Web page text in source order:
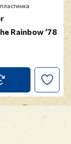
Rainbow ‘78